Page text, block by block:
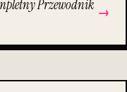
Przewodnik →